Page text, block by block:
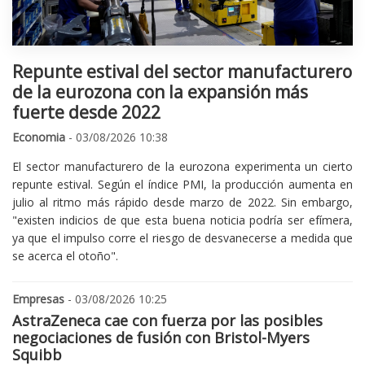
Repunte estival del sector manufacturero
de la eurozona con la expansión más
fuerte desde 2022
Economia - 03/08/2026 10:38
El sector manufacturero de la eurozona experimenta un cierto
repunte estival. Según el índice PMI, la producción aumenta en
julio al ritmo más rápido desde marzo de 2022. Sin embargo,
"existen indicios de que esta buena noticia podría ser efímera,
ya que el impulso corre el riesgo de desvanecerse a medida que
se acerca el otoño".
Empresas - 03/08/2026 10:25
AstraZeneca cae con fuerza por las posibles
negociaciones de fusión con Bristol-Myers
Squibb